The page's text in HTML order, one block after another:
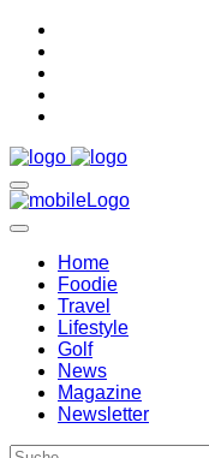
Home
Foodie
Travel
Lifestyle
Golf
News
Magazine
Newsletter